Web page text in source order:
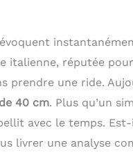
italienne, réputée
prendre une ride.
40 cm. Plus qu’un
avec le temps.
livrer une analyse